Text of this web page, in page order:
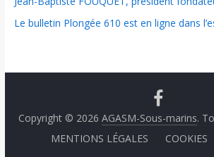
Le bulletin Plongée 610 est en ligne dans
Copyright © 2026 AGASM-Sous-marins.
MENTIONS LÉGALES
COOKIES